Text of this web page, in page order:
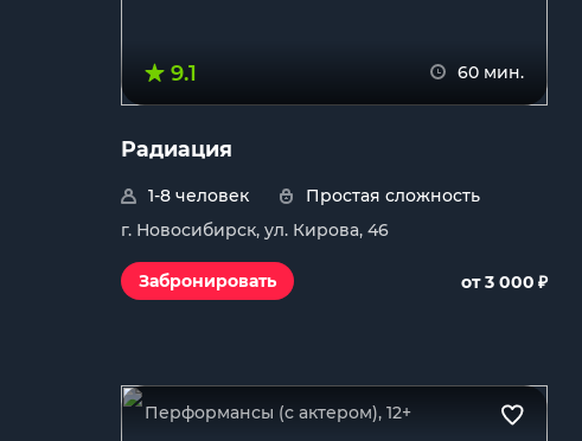
9.1 60 мин.
Радиация
1-8 человек
Простая сложность
г. Новосибирск, ул. Кирова, 46
Забронировать от 3 000 ₽
Перформансы (с актером), 12+